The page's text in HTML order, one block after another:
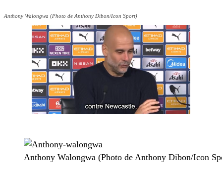
Anthony Walongwa (Photo de Anthony Dibon/Icon Sport)
Anthony Walongwa (Photo de Anthony Dibon/Icon